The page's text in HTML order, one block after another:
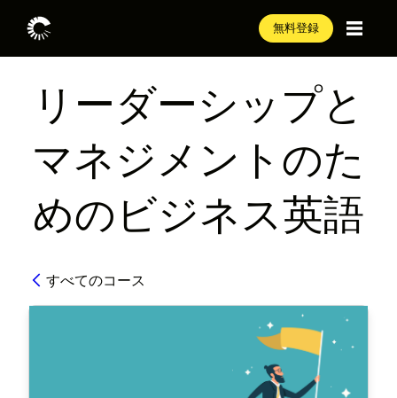
無料登録
リーダーシップと
マネジメントのた
めのビジネス英語
すべてのコース